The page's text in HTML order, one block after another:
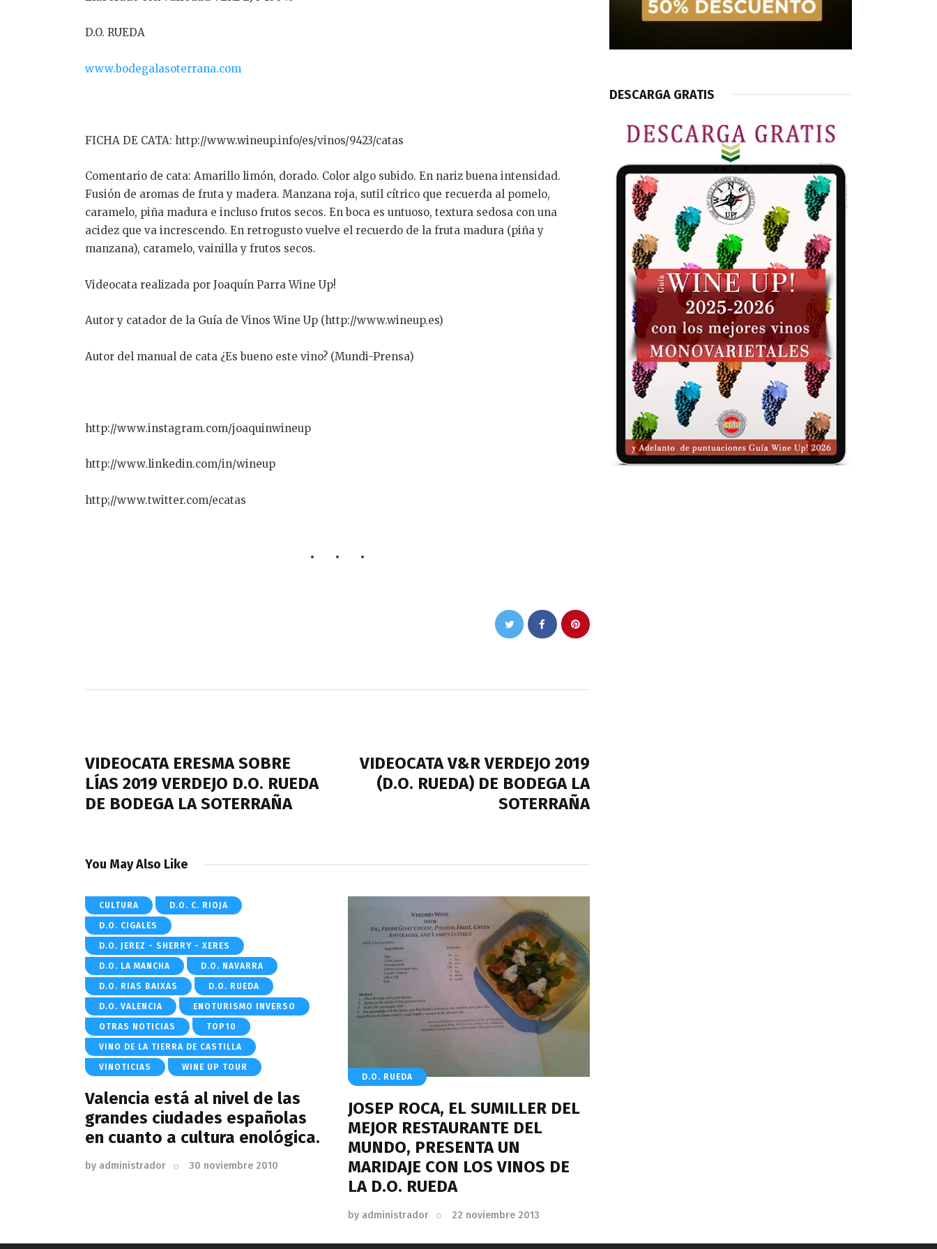
D.O. RUEDA
www.bodegalasoterrana.com
FICHA DE CATA: http://www.wineup.info/es/vinos/9423/catas
Comentario de cata: Amarillo limón, dorado. Color algo subido. En nariz buena intensidad.
Fusión de aromas de fruta y madera. Manzana roja, sutil cítrico que recuerda al pomelo,
caramelo, piña madura e incluso frutos secos. En boca es untuoso, textura sedosa con una
acidez que va increscendo. En retrogusto vuelve el recuerdo de la fruta madura (piña y
manzana), caramelo, vainilla y frutos secos.
Videocata realizada por Joaquín Parra Wine Up!
Autor y catador de la Guía de Vinos Wine Up (http://www.wineup.es)
Autor del manual de cata ¿Es bueno este vino? (Mundi-Prensa)
http://www.instagram.com/joaquinwineup
http://www.linkedin.com/in/wineup
http;//www.twitter.com/ecatas
entradas
VIDEOCATA ERESMA SOBRE
LÍAS 2019 VERDEJO D.O. RUEDA
DE BODEGA LA SOTERRAÑA
VIDEOCATA V&R VERDEJO 2019
(D.O. RUEDA) DE BODEGA LA
SOTERRAÑA
You May Also Like
CULTURA D.O. C. RIOJA
D.O. CIGALES
D.O. JEREZ - SHERRY - XERES
D.O. LA MANCHA D.O. NAVARRA
D.O. RIAS BAIXAS D.O. RUEDA
D.O. VALENCIA ENOTURISMO INVERSO
OTRAS NOTICIAS TOP10
VINO DE LA TIERRA DE CASTILLA
VINOTICIAS WINE UP TOUR
Valencia está al nivel de las
grandes ciudades españolas
en cuanto a cultura enológica.
by administrador 30 noviembre 2010
D.O. RUEDA
JOSEP ROCA, EL SUMILLER DEL
MEJOR RESTAURANTE DEL
MUNDO, PRESENTA UN
MARIDAJE CON LOS VINOS DE
LA D.O. RUEDA
by administrador 22 noviembre 2013
DESCARGA GRATIS